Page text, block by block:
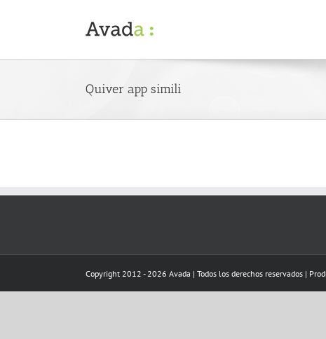
Quiver app simili
Copyright 2012 - 2026 Avada | Todos los derechos reservados |